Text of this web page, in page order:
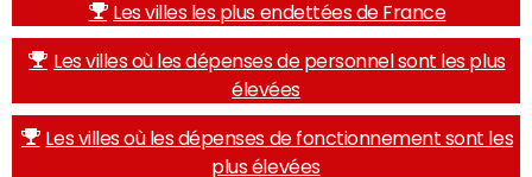
Les villes les plus endettées de France
Les villes où les dépenses de personnel sont les plus
élevées
Les villes où les dépenses de fonctionnement sont les
plus élevées